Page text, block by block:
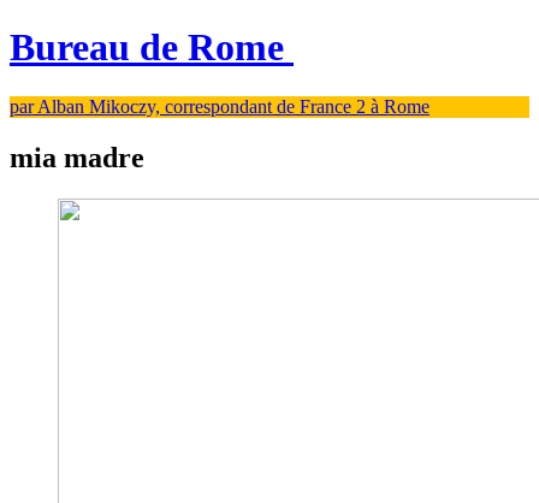
Bureau de Rome
par Alban Mikoczy, correspondant de France 2 à Rome
mia madre